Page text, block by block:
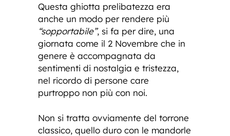
Questa ghiotta prelibatezza era
anche un modo per rendere più
“sopportabile”, si fa per dire, una
giornata come il 2 Novembre che in
genere è accompagnata da
sentimenti di nostalgia e tristezza,
nel ricordo di persone care
purtroppo non più con noi.
Non si tratta ovviamente del torrone
classico, quello duro con le mandorle